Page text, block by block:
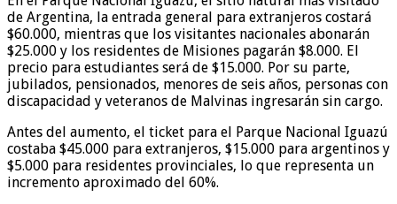
de Argentina, la entrada general para extranjeros costará
$60.000, mientras que los visitantes nacionales abonarán
$25.000 y los residentes de Misiones pagarán $8.000. El
precio para estudiantes será de $15.000. Por su parte,
jubilados, pensionados, menores de seis años, personas con
discapacidad y veteranos de Malvinas ingresarán sin cargo.
Antes del aumento, el ticket para el Parque Nacional Iguazú
costaba $45.000 para extranjeros, $15.000 para argentinos y
$5.000 para residentes provinciales, lo que representa un
incremento aproximado del 60%.